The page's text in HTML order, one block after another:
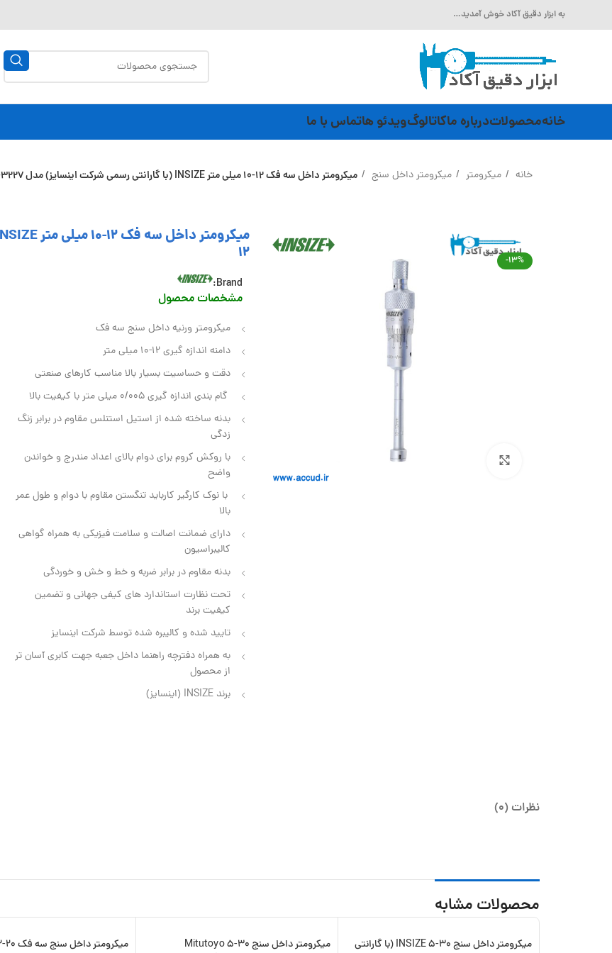
به ابزار دقیق آکاد خوش آمدید…
خانهمحصولاتدرباره ماکاتالوگویدئو هاتماس با ما
خانه میکرومتر میکرومتر داخل سنج میکرومتر داخل سه فک 12-10 میلی متر INSIZE (با گارانتی رسمی شرکت اینسایز) مدل 3227-12
-13%
12
Brand:
مشخصات محصول
میکرومتر ورنیه داخل سنج سه فک
دامنه اندازه گیری 12-10 میلی متر
دقت و حساسیت بسیار بالا مناسب کارهای صنعتی
گام بندی اندازه گیری 0/005 میلی متر با کیفیت بالا
بدنه ساخته شده از استیل استنلس مقاوم در برابر زنگ
زدگی
با روکش کروم برای دوام بالای اعداد مندرج و خواندن
واضح
با نوک کارگیر کارباید تنگستن مقاوم با دوام و طول عمر
بالا
دارای ضمانت اصالت و سلامت فیزیکی به همراه گواهی
کالیبراسیون
بدنه مقاوم در برابر ضربه و خط و خش و خوردگی
تحت نظارت استاندارد های کیفی جهانی و تضمین
کیفیت برند
تایید شده و کالیبره شده توسط شرکت اینسایز
به همراه دفترچه راهنما داخل جعبه جهت کابری آسان تر
از محصول
برند INSIZE (اینسایز)
نظرات (0)
محصولات مشابه
میکرومتر داخل سنج 30-5 INSIZE (با گارانتی
میکرومتر داخل سنج 30-5 Mitutoyo